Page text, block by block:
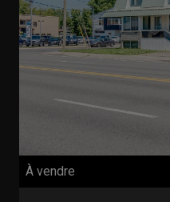
À vendre